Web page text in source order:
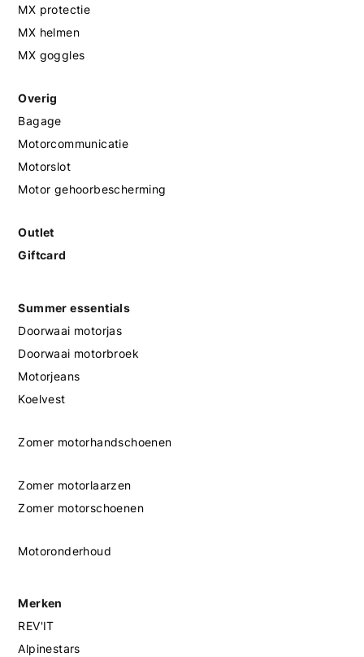
MX protectie
MX helmen
MX goggles
Overig
Bagage
Motorcommunicatie
Motorslot
Motor gehoorbescherming
Outlet
Giftcard
Summer essentials
Doorwaai motorjas
Doorwaai motorbroek
Motorjeans
Koelvest
Zomer motorhandschoenen
Zomer motorlaarzen
Zomer motorschoenen
Motoronderhoud
Merken
REV'IT
Alpinestars